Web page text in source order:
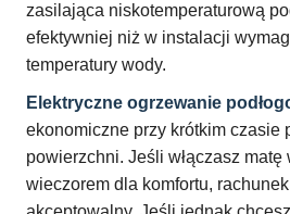
zasilająca niskotemperaturową
efektywniej niż w instalacji
temperatury wody.
Elektryczne ogrzewanie
ekonomiczne przy krótkim czasie
powierzchni. Jeśli włączasz matę
wieczorem dla komfortu,